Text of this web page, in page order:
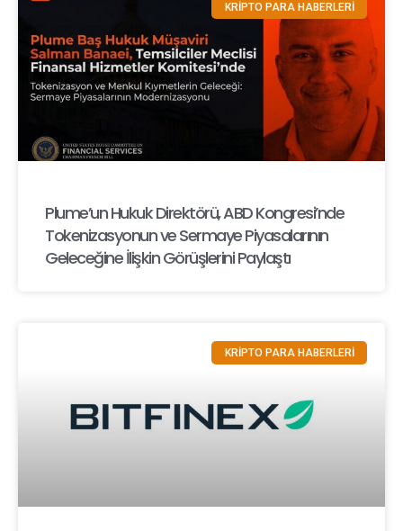
KRİPTO PARA HABERLERİ
Plume’un Hukuk Direktörü, ABD Kongresi’nde
Tokenizasyonun ve Sermaye Piyasalarının
Geleceğine İlişkin Görüşlerini Paylaştı
KRİPTO PARA HABERLERİ